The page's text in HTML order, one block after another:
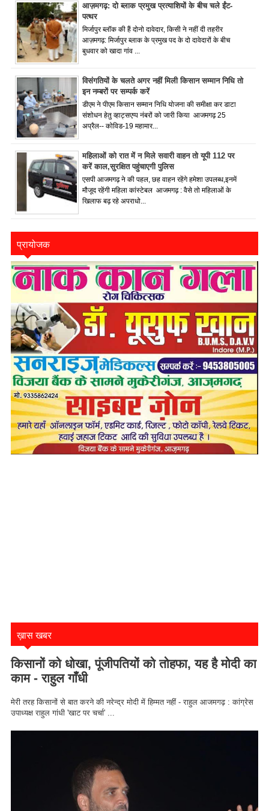
आज़मगढ़: दो ब्लाक प्रमुख प्रत्याशियों के बीच चले ईंट-
पत्थर
मिर्जापुर ब्लॉक की हैं दोनो दावेदार, किसी ने नहीं दी तहरीर
आज़मगढ़: मिर्जापुर ब्लाक के प्रमुख पद के दो दावेदारों के बीच
बुधवार को खादा गांव ...
विसंगतियों के चलते अगर नहीं मिली किसान सम्मान निधि तो
इन नम्बरों पर सम्पर्क करें
डीएम ने पीएम किसान सम्मान निधि योजना की समीक्षा कर डाटा
संशोधन हेतु व्हाट्सएप्प नंबरों को जारी किया आजमगढ़ 25
अप्रैल-- कोविड-19 महामार...
महिलाओं को रात में न मिले सवारी वाहन तो यूपी 112 पर
करें काल,सुरक्षित पहुंचाएगी पुलिस
एसपी आजमगढ़ ने की पहल, छह वाहन रहेंगे हमेशा उपलब्ध,इनमें
मौजूद रहेंगी महिला कांस्टेबल आजमगढ़ : वैसे तो महिलाओं के
खिलाफ बढ़ रहे अपराधो...
प्रायोजक
ख़ास खबर
किसानों को धोखा, पूंजीपतियों को तोहफा, यह है मोदी का
काम - राहुल गाँधी
मेरी तरह किसानों से बात करने की नरेन्द्र मोदी में हिम्मत नहीं - राहुल आजमगढ़ : कांग्रेस
उपाध्यक्ष राहुल गांधी 'खाट पर चर्चा' ...